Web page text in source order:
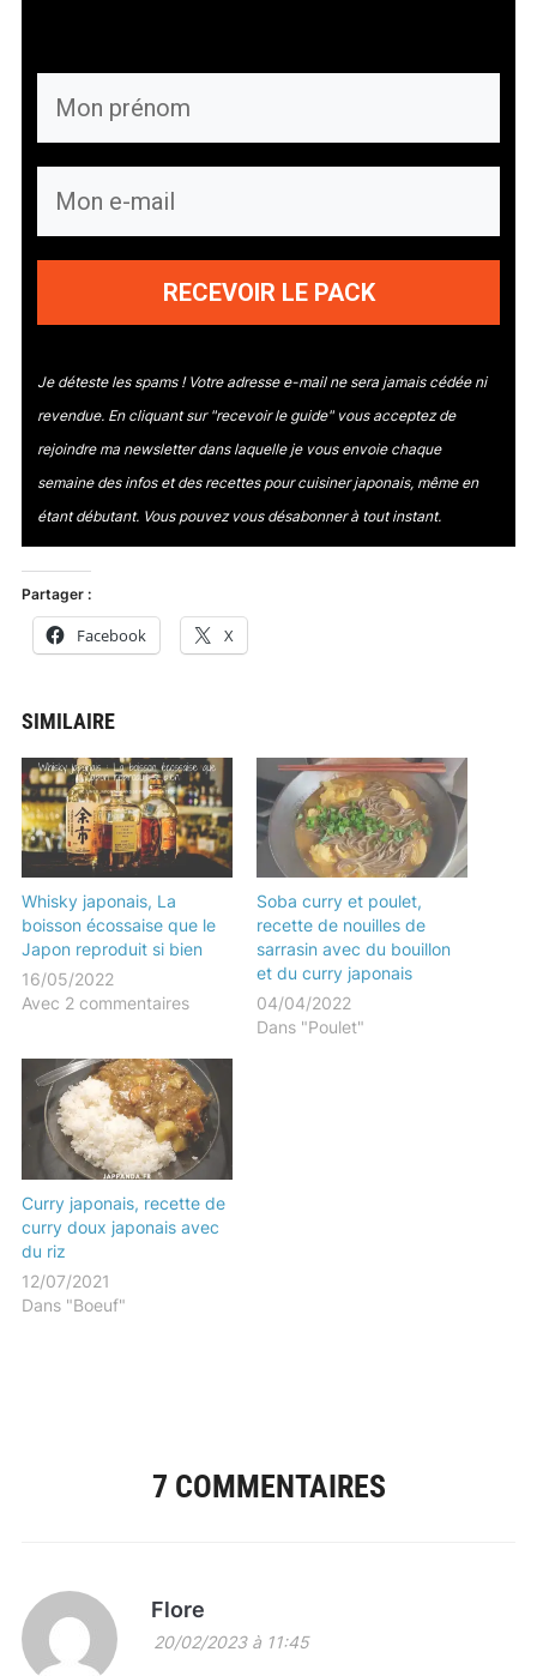
RECEVOIR LE PACK
Je déteste les spams ! Votre adresse e-mail ne sera jamais cédée ni
revendue. En cliquant sur "recevoir le guide" vous acceptez de
rejoindre ma newsletter dans laquelle je vous envoie chaque
semaine des infos et des recettes pour cuisiner japonais, même en
étant débutant. Vous pouvez vous désabonner à tout instant.
Partager :
Facebook X
SIMILAIRE
Whisky japonais, La
boisson écossaise que le
Japon reproduit si bien
16/05/2022
Avec 2 commentaires
Soba curry et poulet,
recette de nouilles de
sarrasin avec du bouillon
et du curry japonais
04/04/2022
Dans "Poulet"
Curry japonais, recette de
curry doux japonais avec
du riz
12/07/2021
Dans "Boeuf"
7 COMMENTAIRES
Flore
20/02/2023 à 11:45